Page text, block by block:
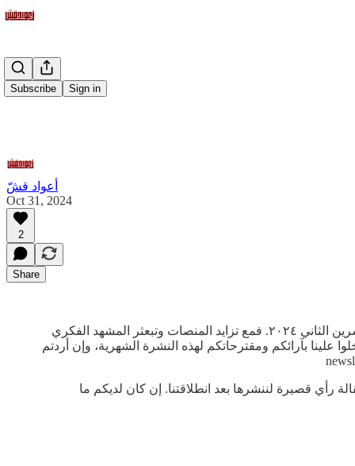
Subscribe Sign in
أعواد قشّ
Oct 31, 2024
2
Share
نتمنى أن تكونوا بخير. كعادتنا نقدم لكم النشرة النصف شهرية التي نحرص فيها على تقديم موجزٍ لأهم المنتجات الفكرية العربية لأول تشرين الثاني ٢٠٢٤. فمع تزايد المنصات وتبعثر المشهد الفكري
بآرائكم ومقترحاتكم لهذه النشرة الشهرية، وإن أردتم
رأي قصيرة لننشرها بعد انطلاقتنا. إن كان لديكم ما